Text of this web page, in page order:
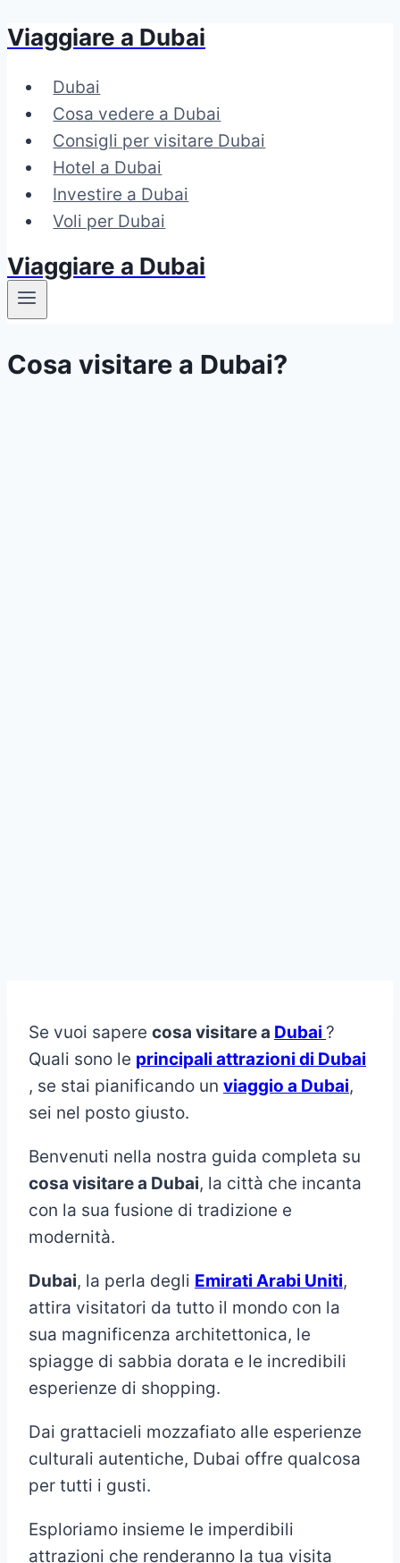
Salta
contenuto
Viaggiare a Dubai
Dubai
Cosa vedere a Dubai
Consigli per visitare Dubai
Hotel a Dubai
Investire a Dubai
Voli per Dubai
Viaggiare a Dubai
Cosa visitare a Dubai?
Se vuoi sapere cosa visitare a Dubai ?
Quali sono le principali attrazioni di Dubai
, se stai pianificando un viaggio a Dubai,
sei nel posto giusto.
Benvenuti nella nostra guida completa su
cosa visitare a Dubai, la città che incanta
con la sua fusione di tradizione e
modernità.
Dubai, la perla degli Emirati Arabi Uniti,
attira visitatori da tutto il mondo con la
sua magnificenza architettonica, le
spiagge di sabbia dorata e le incredibili
esperienze di shopping.
Dai grattacieli mozzafiato alle esperienze
culturali autentiche, Dubai offre qualcosa
per tutti i gusti.
Esploriamo insieme le imperdibili
attrazioni che renderanno la tua visita